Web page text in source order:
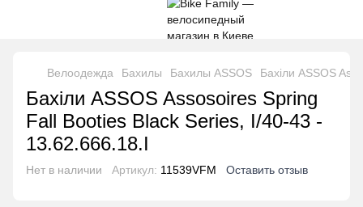
Велоодежда Бахилы Бахилы ASSOS Бахіли ASSOS
Бахіли ASSOS Assosoires Spring
Fall Booties Black Series, I/40-43 -
13.62.666.18.I
Нет в наличии Артикул: 11539VFM Оставить отзыв